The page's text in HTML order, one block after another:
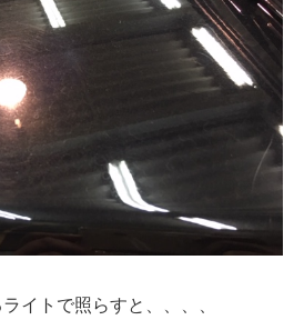
イトで照らすと、、、、